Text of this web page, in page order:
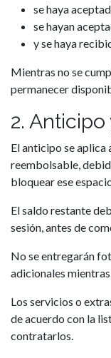
se haya
se hayan
y se haya
Mientras no se
permanecer
2.
El anticipo se aplica
reembolsable,
bloquear ese
El saldo restante
sesión, antes de
No se entregarán
adicionales
Los servicios o
de acuerdo con la
contratarlos.